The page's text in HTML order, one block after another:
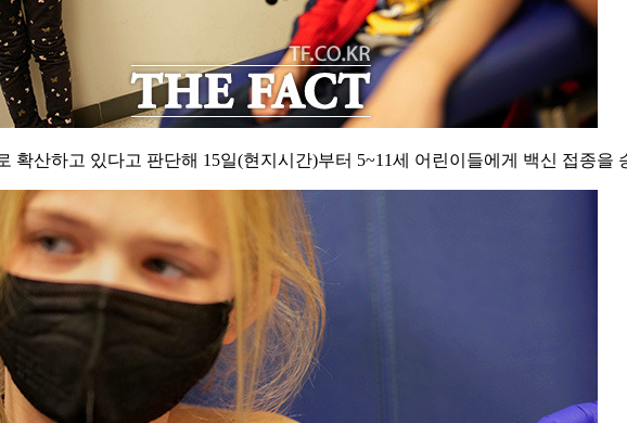
확산하고 있다고 판단해 15일(현지시간)부터 5~11세 어린이들에게 백신 접종을